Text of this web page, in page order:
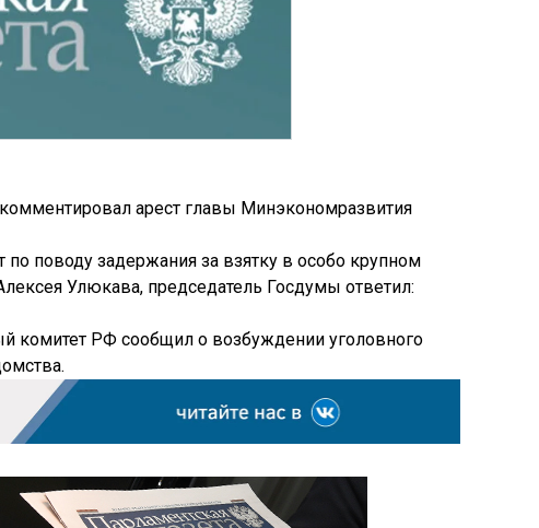
арест главы Минэкономразвития
поводу задержания за взятку в особо крупном
Улюкава, председатель Госдумы ответил:
комитет РФ сообщил о возбуждении уголовного